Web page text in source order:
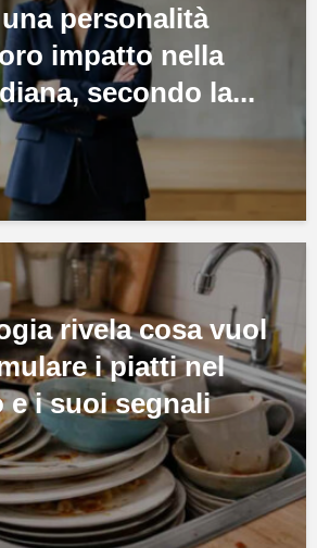
personalità
impatto nella
secondo la...
rivela cosa vuol
i piatti nel
e i suoi segnali